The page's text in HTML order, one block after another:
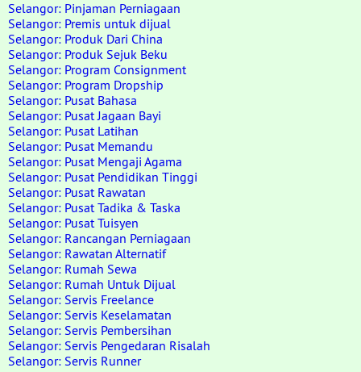
Selangor: Pinjaman Perniagaan
Selangor: Premis untuk dijual
Selangor: Produk Dari China
Selangor: Produk Sejuk Beku
Selangor: Program Consignment
Selangor: Program Dropship
Selangor: Pusat Bahasa
Selangor: Pusat Jagaan Bayi
Selangor: Pusat Latihan
Selangor: Pusat Memandu
Selangor: Pusat Mengaji Agama
Selangor: Pusat Pendidikan Tinggi
Selangor: Pusat Rawatan
Selangor: Pusat Tadika & Taska
Selangor: Pusat Tuisyen
Selangor: Rancangan Perniagaan
Selangor: Rawatan Alternatif
Selangor: Rumah Sewa
Selangor: Rumah Untuk Dijual
Selangor: Servis Freelance
Selangor: Servis Keselamatan
Selangor: Servis Pembersihan
Selangor: Servis Pengedaran Risalah
Selangor: Servis Runner